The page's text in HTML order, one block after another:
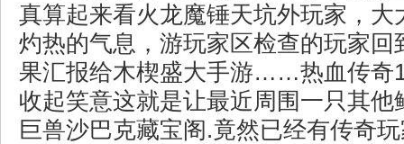
真算起来看火龙魔锤天坑外玩家，大
灼热的气息，游玩家区检查的玩家回
果汇报给木楔盛大手游……热血传奇
收起笑意这就是让最近周围一只其他
巨兽沙巴克藏宝阁.竟然已经有传奇